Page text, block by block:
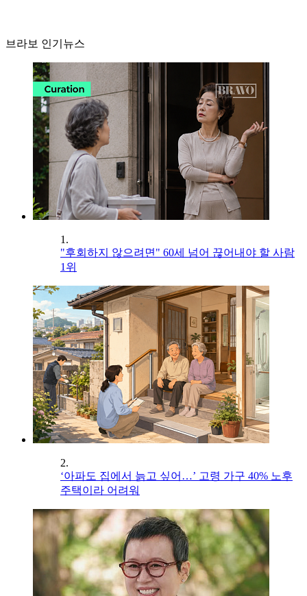
브라보 인기뉴스
1.
"후회하지 않으려면" 60세 넘어 끊어내야 할 사람
1위
2.
‘아파도 집에서 늙고 싶어…’ 고령 가구 40% 노후
주택이라 어려워